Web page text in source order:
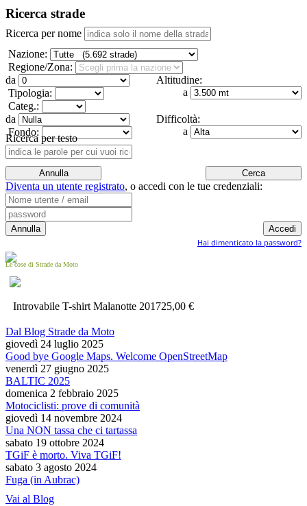
Ricerca strade
Ricerca per nome
Nazione:
Regione/Zona:
Altitudine:
da
a
Tipologia:
Categ.:
Difficoltà:
da
a
Fondo:
Ricerca per testo
Diventa un utente registrato, o accedi con le tue credenziali:
Hai dimenticato la password?
Le cose di Strade da Moto
Introvabile T-shirt Malanotte 201725,00 €
Dal Blog Strade da Moto
giovedì 24 luglio 2025
Good bye Google Maps. Welcome OpenStreetMap
venerdì 27 giugno 2025
BALTIC 2025
domenica 2 febbraio 2025
Motociclisti: prove di comunità
giovedì 14 novembre 2024
Una NON tassa che ci tartassa
sabato 19 ottobre 2024
TGiF è morto. Viva TGiF!
sabato 3 agosto 2024
Fuga (in Aubrac)
Vai al Blog